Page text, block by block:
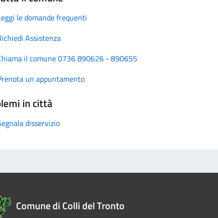
le domande frequenti
Assistenza
il comune 0736 890626 - 890655
un appuntamento
in città
disservizio
Comune di Colli del Tronto